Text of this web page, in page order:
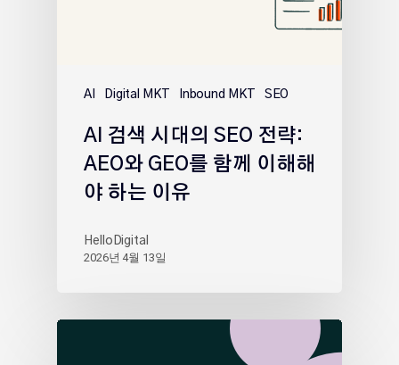
AI Digital MKT Inbound MKT SEO
AI 검색 시대의 SEO 전략:
AEO와 GEO를 함께 이해해
야 하는 이유
HelloDigital
2026년 4월 13일